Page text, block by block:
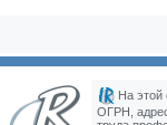
На этой
ОГРН,